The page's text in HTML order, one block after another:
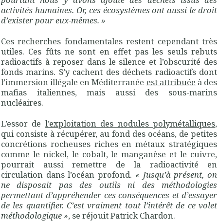
activités humaines. Or, ces écosystèmes ont aussi le droit
d’exister pour eux-mêmes. »
Ces recherches fondamentales restent cependant très
utiles. Ces fûts ne sont en effet pas les seuls rebuts
radioactifs à reposer dans le silence et l’obscurité des
fonds marins. S’y cachent des déchets radioactifs dont
l’immersion illégale en Méditerranée est attribuée à des
mafias italiennes, mais aussi des sous-marins
nucléaires.
L’essor de l’exploitation des nodules polymétalliques,
qui consiste à récupérer, au fond des océans, de petites
concrétions rocheuses riches en métaux stratégiques
comme le nickel, le cobalt, le manganèse et le cuivre,
pourrait aussi remettre de la radioactivité en
circulation dans l’océan profond. « Jusqu’à présent, on
ne disposait pas des outils ni des méthodologies
permettant d’appréhender ces conséquences et d’essayer
de les quantifier. C’est vraiment tout l’intérêt de ce volet
méthodologique», se réjouit Patrick Chardon.